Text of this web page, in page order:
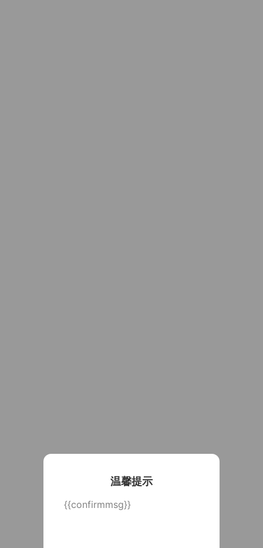
温馨提示
{{confirmmsg}}